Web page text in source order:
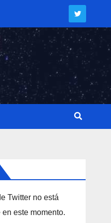
Twitter no está
este momento.